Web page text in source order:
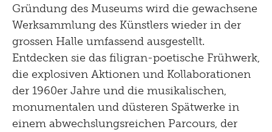
Gründung des Museums wird die gewachsene
Werksammlung des Künstlers wieder in der
grossen Halle umfassend ausgestellt.
Entdecken sie das filigran-poetische Frühwerk,
die explosiven Aktionen und Kollaborationen
der 1960er Jahre und die musikalischen,
monumentalen und düsteren Spätwerke in
einem abwechslungsreichen Parcours, der